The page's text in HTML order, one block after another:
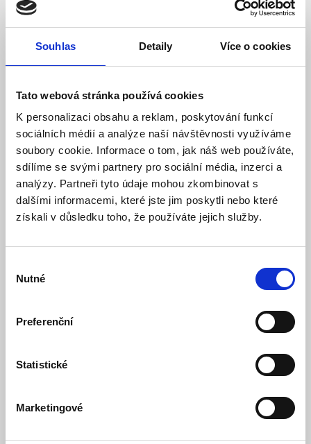
Souhlas Detaily Více o cookies
Tato webová stránka používá cookies
K personalizaci obsahu a reklam, poskytování funkcí
sociálních médií a analýze naší návštěvnosti využíváme
soubory cookie. Informace o tom, jak náš web používáte,
sdílíme se svými partnery pro sociální média, inzerci a
analýzy. Partneři tyto údaje mohou zkombinovat s
dalšími informacemi, které jste jim poskytli nebo které
získali v důsledku toho, že používáte jejich služby.
souhlasu
Nutné
Preferenční
Statistické
Marketingové
Dostupnost:
Skladem
Množství
Do košíku
Popis
Specifikace
BT102 je jednoduchý bezdrátový termostat se systémem
Vlastnosti bezdrátového termostatu BT102:
přemístěním vysílací části, tím je možné
v rámci jednoho patra,
maximálně však přes dvě zdi.